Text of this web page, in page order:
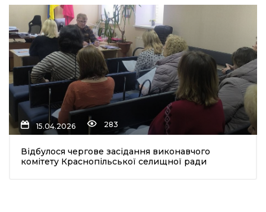
15.04.2026 283
Відбулося чергове засідання виконавчого
комітету Краснопільської селищної ради